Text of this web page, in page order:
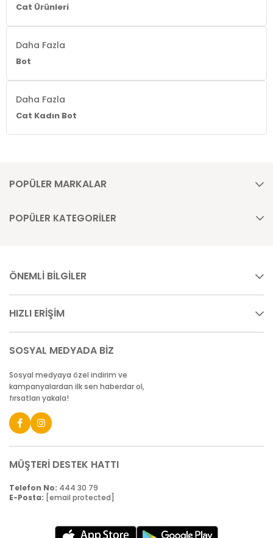
Cat Ürünleri
Daha Fazla
Bot
Daha Fazla
Cat Kadın Bot
POPÜLER MARKALAR
POPÜLER KATEGORİLER
ÖNEMLİ BİLGİLER
HIZLI ERİŞİM
SOSYAL MEDYADA BİZ
Sosyal medyaya özel indirim ve
kampanyalardan ilk sen haberdar ol,
fırsatları yakala!
MÜŞTERİ DESTEK HATTI
Telefon No: 444 30 79
E-Posta: [email protected]